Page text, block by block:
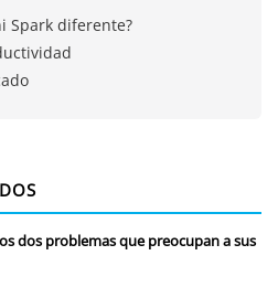
Spark diferente?
dos problemas que preocupan a sus